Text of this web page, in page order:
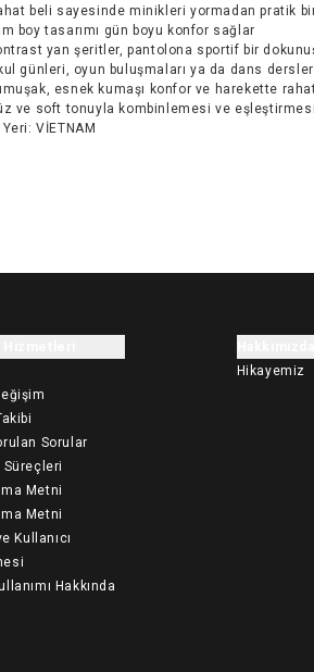
beli sayesinde minikleri yormadan pratik
boy tasarımı gün boyu konfor sağlar
yan şeritler, pantolona sportif bir
günleri, oyun buluşmaları ya da dans
esnek kumaşı konfor ve harekette
ve soft tonuyla kombinlemesi ve
: VİETNAM
Sorular
Süreçleri
Metni
Metni
Kullanıcı
Hakkında
Hikayemiz